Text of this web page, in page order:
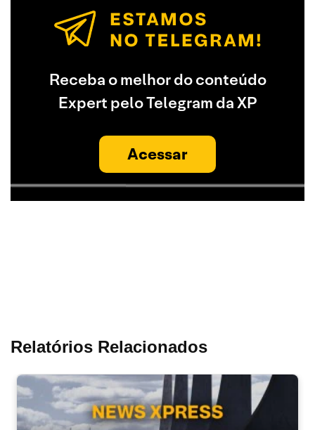
Receba o melhor do conteúdo
Expert pelo Telegram da XP
Acessar
Relatórios Relacionados